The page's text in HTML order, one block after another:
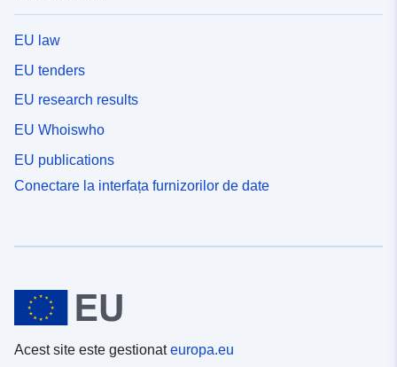
EU law
EU tenders
EU research results
EU Whoiswho
EU publications
Conectare la interfața furnizorilor de date
Acest site este gestionateuropa.eu